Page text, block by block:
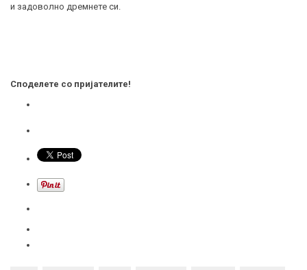
и задоволно дремнете си.
Споделете со пријателите!